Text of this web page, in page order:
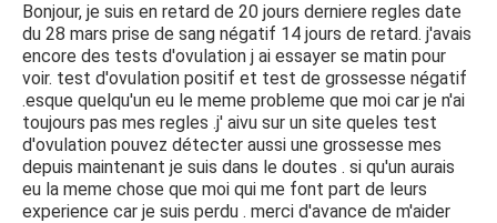
Bonjour, je suis en retard de 20 jours derniere regles date
du 28 mars prise de sang négatif 14 jours de retard. j'avais
encore des tests d'ovulation j ai essayer se matin pour
voir. test d'ovulation positif et test de grossesse négatif
.esque quelqu'un eu le meme probleme que moi car je n'ai
toujours pas mes regles .j' aivu sur un site queles test
d'ovulation pouvez détecter aussi une grossesse mes
depuis maintenant je suis dans le doutes . si qu'un aurais
eu la meme chose que moi qui me font part de leurs
experience car je suis perdu . merci d'avance de m'aider